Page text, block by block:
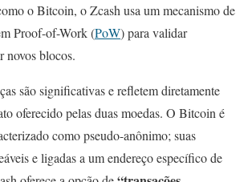
o Bitcoin, o Zcash usa um mecanismo de
Proof-of-Work (PoW) para validar
novos blocos.
são significativas e refletem diretamente
oferecido pelas duas moedas. O Bitcoin é
como pseudo-anônimo; suas
e ligadas a um endereço específico de